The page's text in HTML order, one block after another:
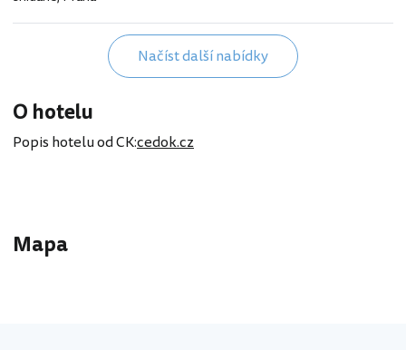
Načíst další nabídky
O hotelu
Popis hotelu od CK:cedok.cz
Mapa